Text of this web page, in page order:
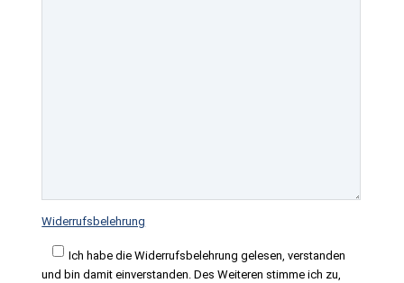
Widerrufsbelehrung
Ich habe die Widerrufsbelehrung gelesen, verstanden
und bin damit einverstanden. Des Weiteren stimme ich zu,